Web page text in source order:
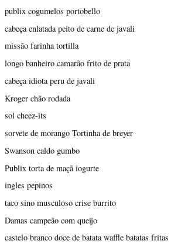
publix cogumelos portobello
cabeça enlatada peito de carne de javali
missão farinha tortilla
longo banheiro camarão frito de prata
cabeça idiota peru de javali
Kroger chão rodada
sol cheez-its
sorvete de morango Tortinha de breyer
Swanson caldo gumbo
Publix torta de maçã iogurte
ingles pepinos
taco sino musculoso crise burrito
Damas campeão com queijo
castelo branco doce de batata waffle batatas fritas